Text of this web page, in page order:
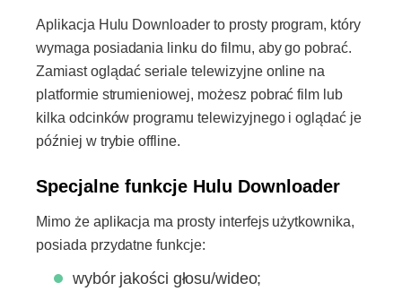
Aplikacja Hulu Downloader to prosty program, który
wymaga posiadania linku do filmu, aby go pobrać.
Zamiast oglądać seriale telewizyjne online na
platformie strumieniowej, możesz pobrać film lub
kilka odcinków programu telewizyjnego i oglądać je
później w trybie offline.
Specjalne funkcje Hulu Downloader
Mimo że aplikacja ma prosty interfejs użytkownika,
posiada przydatne funkcje:
wybór jakości głosu/wideo;